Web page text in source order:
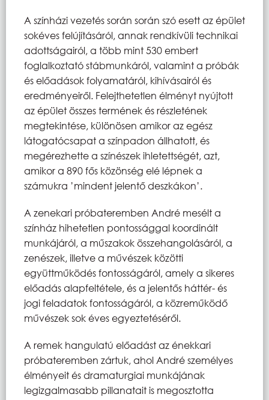
A színházi vezetés során során szó esett az épület
sokéves felújításáról, annak rendkívüli technikai
adottságairól, a több mint 530 embert
foglalkoztató stábmunkáról, valamint a próbák
és előadások folyamatáról, kihívásairól és
eredményeiről. Felejthetetlen élményt nyújtott
az épület összes termének és részletének
megtekintése, különösen amikor az egész
látogatócsapat a színpadon állhatott, és
megérezhette a színészek ihletettségét, azt,
amikor a 890 fős közönség elé lépnek a
számukra ’mindent jelentő deszkákon’.
A zenekari próbateremben André mesélt a
színház hihetetlen pontossággal koordinált
munkájáról, a műszakok összehangolásáról, a
zenészek, illetve a művészek közötti
együttműködés fontosságáról, amely a sikeres
előadás alapfeltétele, és a jelentős háttér- és
jogi feladatok fontosságáról, a közreműködő
művészek sok éves egyeztetéséről.
A remek hangulatú előadást az énekkari
próbateremben zártuk, ahol André személyes
élményeit és dramaturgiai munkájának
legizgalmasabb pillanatait is megosztotta